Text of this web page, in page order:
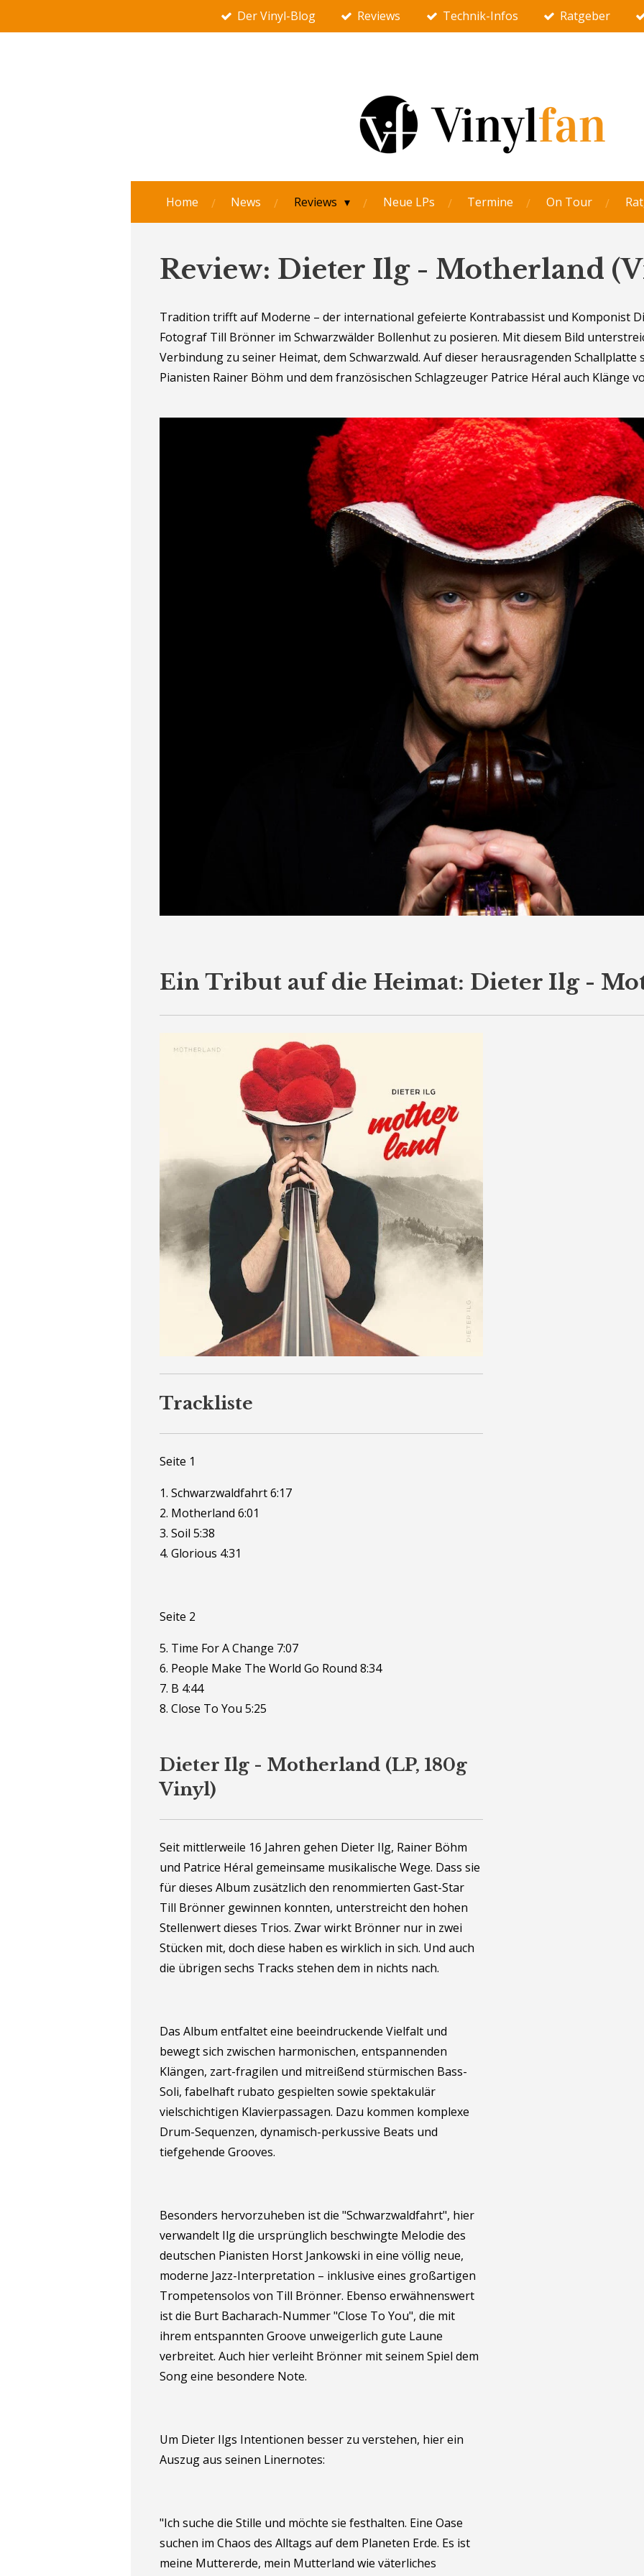
Hauptinhalt
Der Vinyl-Blog Reviews Technik-Infos Ratgeber
Home News Reviews Neue LPs Termine On Tour
Review: Dieter Ilg - Motherland
Tradition trifft auf Moderne – der international gefeierte Kontrabassist und Komponist
Fotograf Till Brönner im Schwarzwälder Bollenhut zu posieren. Mit diesem Bild
Verbindung zu seiner Heimat, dem Schwarzwald. Auf dieser herausragenden Schallplatte
Pianisten Rainer Böhm und dem französischen Schlagzeuger Patrice Héral auch Klänge
Ein Tribut auf die Heimat: Dieter Ilg -
Trackliste
Seite 1
1. Schwarzwaldfahrt 6:17
2. Motherland 6:01
3. Soil 5:38
4. Glorious 4:31
Seite 2
5. Time For A Change 7:07
6. People Make The World Go Round 8:34
7. B 4:44
8. Close To You 5:25
Dieter Ilg - Motherland (LP, 180g
Vinyl)
Seit mittlerweile 16 Jahren gehen Dieter Ilg, Rainer Böhm
und Patrice Héral gemeinsame musikalische Wege. Dass sie
für dieses Album zusätzlich den renommierten Gast-Star
Till Brönner gewinnen konnten, unterstreicht den hohen
Stellenwert dieses Trios. Zwar wirkt Brönner nur in zwei
Stücken mit, doch diese haben es wirklich in sich. Und auch
die übrigen sechs Tracks stehen dem in nichts nach.
Das Album entfaltet eine beeindruckende Vielfalt und
bewegt sich zwischen harmonischen, entspannenden
Klängen, zart-fragilen und mitreißend stürmischen Bass-
Soli, fabelhaft rubato gespielten sowie spektakulär
vielschichtigen Klavierpassagen. Dazu kommen komplexe
Drum-Sequenzen, dynamisch-perkussive Beats und
tiefgehende Grooves.
Besonders hervorzuheben ist die "Schwarzwaldfahrt", hier
verwandelt Ilg die ursprünglich beschwingte Melodie des
deutschen Pianisten Horst Jankowski in eine völlig neue,
moderne Jazz-Interpretation – inklusive eines großartigen
Trompetensolos von Till Brönner. Ebenso erwähnenswert
ist die Burt Bacharach-Nummer "Close To You", die mit
ihrem entspannten Groove unweigerlich gute Laune
verbreitet. Auch hier verleiht Brönner mit seinem Spiel dem
Song eine besondere Note.
Um Dieter Ilgs Intentionen besser zu verstehen, hier ein
Auszug aus seinen Linernotes:
"Ich suche die Stille und möchte sie festhalten. Eine Oase
suchen im Chaos des Alltags auf dem Planeten Erde. Es ist
meine Muttererde, mein Mutterland wie väterliches